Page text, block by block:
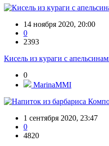
14 ноября 2020, 20:00
0
2393
Кисель из кураги с
0
MarinaMMI
1 сентября 2020, 23:47
0
4820